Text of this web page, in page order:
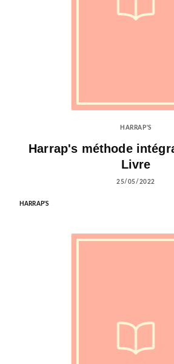
HARRAP'S
Harrap's méthode
Livre
25/05/2022
HARRAP'S